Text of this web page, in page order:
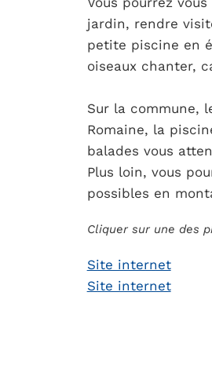
jardin, rendre
petite piscine en
oiseaux chanter,
Sur la commune,
Romaine, la
balades vous
Plus loin, vous
possibles en
Cliquer sur une des
Site internet
Site internet